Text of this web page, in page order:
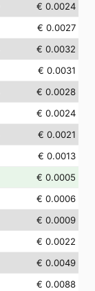
€ 0.0024
€ 0.0027
€ 0.0032
€ 0.0031
€ 0.0028
€ 0.0024
€ 0.0021
€ 0.0013
€ 0.0005
€ 0.0006
€ 0.0009
€ 0.0022
€ 0.0049
€ 0.0088